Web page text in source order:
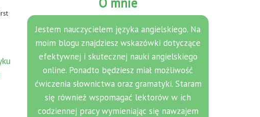
Jestem nauczycielem języka angielskiego. Na
moim blogu znajdziesz wskazówki dotyczące
efektywnej i skutecznej nauki angielskiego
online. Ponadto będziesz miał możliwość
ćwiczenia słownictwa oraz gramatyki. Staram
się również wspomagać lektorów w ich
codziennej pracy wymieniając się nawzajem